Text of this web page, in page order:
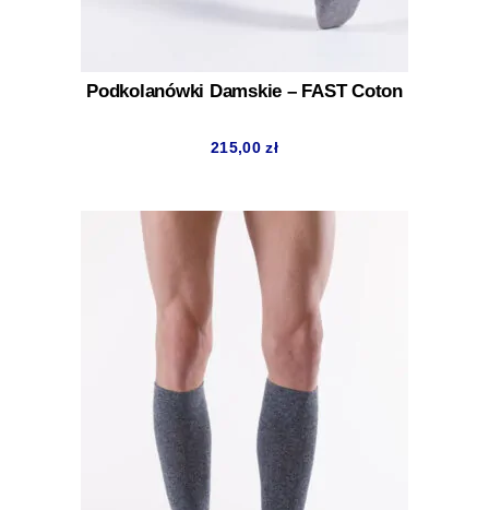
Podkolanówki Damskie – FAST Coton
215,00zł